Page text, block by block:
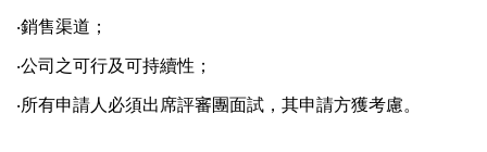
‧銷售渠道；
‧公司之可行及可持續性；
‧所有申請人必須出席評審團面試，其申請方獲考慮。